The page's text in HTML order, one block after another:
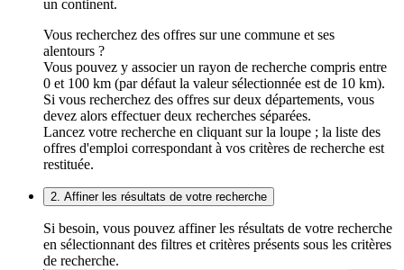
un continent.
Vous recherchez des offres sur une commune et ses
alentours ?
Vous pouvez y associer un rayon de recherche compris entre
0 et 100 km (par défaut la valeur sélectionnée est de 10 km).
Si vous recherchez des offres sur deux départements, vous
devez alors effectuer deux recherches séparées.
Lancez votre recherche en cliquant sur la loupe ; la liste des
offres d'emploi correspondant à vos critères de recherche est
restituée.
2. Affiner les résultats de votre recherche
Si besoin, vous pouvez affiner les résultats de votre recherche
en sélectionnant des filtres et critères présents sous les critères
de recherche.